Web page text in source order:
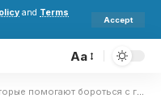
and Terms
Accept
Aa
бороться с гриппом, как утверждают врачи